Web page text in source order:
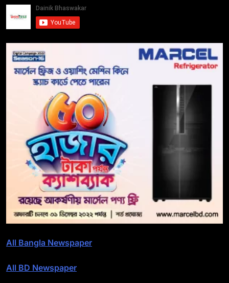
All Bangla Newspaper
All BD Newspaper